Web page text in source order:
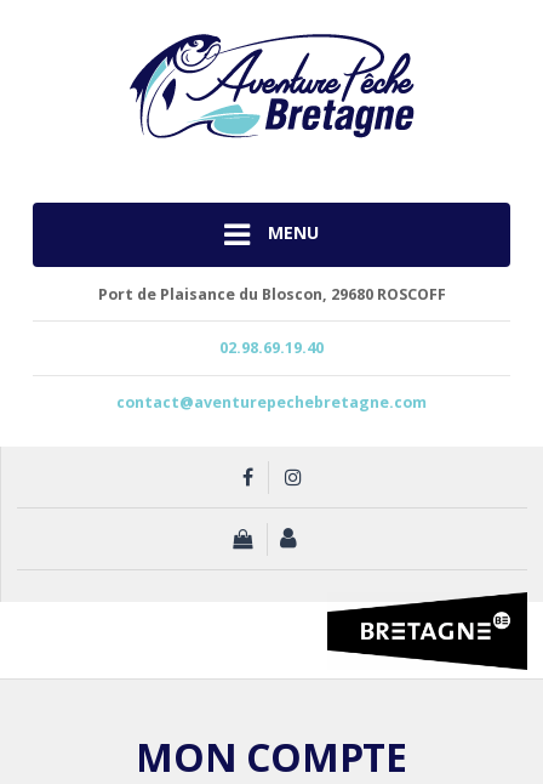
MENU
Port de Plaisance du Bloscon, 29680 ROSCOFF
02.98.69.19.40
contact@aventurepechebretagne.com
MON COMPTE